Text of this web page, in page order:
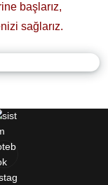
başlarız,
sağlarız.